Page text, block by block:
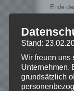
Ende
Was es
Stand:
Wir freuen uns
Unternehmen.
grundsätzlich